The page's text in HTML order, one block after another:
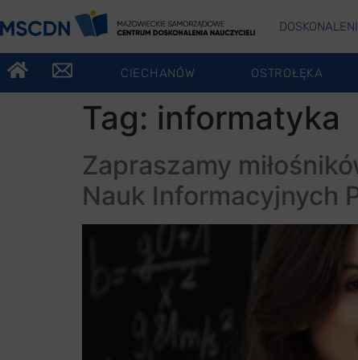
CIECHANÓW OSTROŁĘKA
Tag: informatyka
Zapraszamy
Nauk Informacyjnych